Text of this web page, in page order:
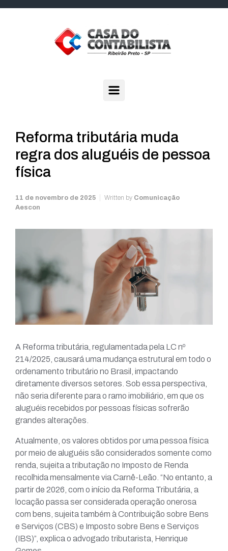
Reforma tributária muda
regra dos aluguéis de pessoa
física
11 de novembro de 2025 Written by Comunicação
Aescon
A Reforma tributária, regulamentada pela LC nº
214/2025, causará uma mudança estrutural em todo o
ordenamento tributário no Brasil, impactando
diretamente diversos setores. Sob essa perspectiva,
não seria diferente para o ramo imobiliário, em que os
aluguéis recebidos por pessoas físicas sofrerão
grandes alterações.
Atualmente, os valores obtidos por uma pessoa física
por meio de aluguéis são considerados somente como
renda, sujeita a tributação no Imposto de Renda
recolhida mensalmente via Carnê-Leão. “No entanto, a
partir de 2026, com o início da Reforma Tributária, a
locação passa ser considerada operação onerosa
com bens, sujeita também à Contribuição sobre Bens
e Serviços (CBS) e Imposto sobre Bens e Serviços
(IBS)”, explica o advogado tributarista, Henrique